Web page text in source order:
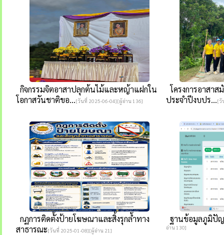
กิจกรรมจิตอาสาปลุกต้นไม้และหญ้าแฝกใน
โอกาสวันชาติขอ...[วันที่ 2025-06-04][ผู้อ่าน 136]
โครงการอาสา
ประจำปีงบปร...[วั
กฏการติดตั้งป้ายโฆษณาและสิ้งรุกล้ำทาง
สาธารณะ[วันที่ 2025-01-08][ผู้อ่าน 21]
ฐานข้อมูลภูมิปั
อ่าน 130]